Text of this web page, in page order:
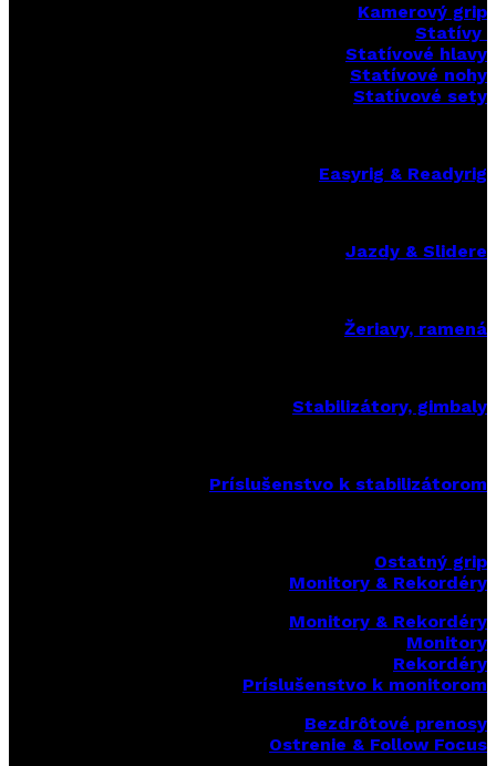
Kamerový grip
Statívy
Statívové hlavy
Statívové nohy
Statívové sety
Easyrig & Readyrig
Jazdy & Slidere
Žeriavy, ramená
Stabilizátory, gimbaly
Príslušenstvo k stabilizátorom
Ostatný grip
Monitory & Rekordéry
Monitory & Rekordéry
Monitory
Rekordéry
Príslušenstvo k monitorom
Bezdrôtové prenosy
Ostrenie & Follow Focus